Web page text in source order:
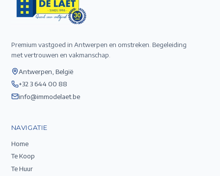
Premium vastgoed in Antwerpen en omstreken. Begeleiding
met vertrouwen en vakmanschap.
Antwerpen, België
+32 3 644 00 88
info@immodelaet.be
NAVIGATIE
Home
Te Koop
Te Huur